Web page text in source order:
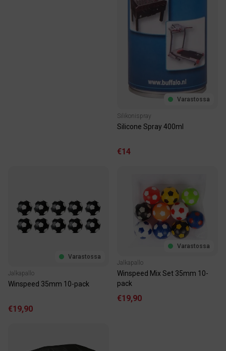
Varastossa
Silikonispray
Silicone Spray 400ml
€14
Varastossa
Jalkapallo
Winspeed 35mm 10-pack
€19,90
Varastossa
Jalkapallo
Winspeed Mix Set 35mm 10-
pack
€19,90